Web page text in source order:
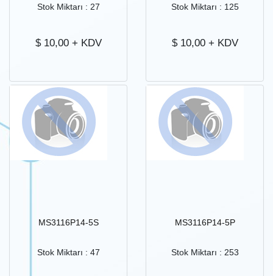
Stok Miktarı : 27
$ 10,00+ KDV
Stok Miktarı : 125
$ 10,00+ KDV
MS3116P14-5S
Stok Miktarı : 47
MS3116P14-5P
Stok Miktarı : 253